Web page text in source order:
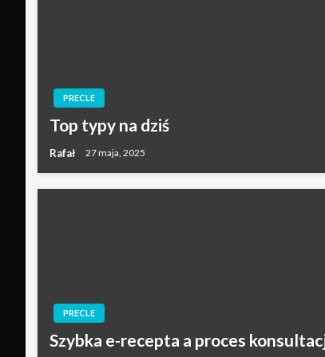
PRECLE
Top typy na dziś
Rafał 27 maja, 2025
PRECLE
Szybka e-recepta a proces